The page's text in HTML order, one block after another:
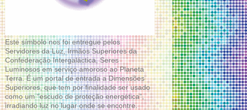
Este símbolo nos foi entregue pelos
Servidores da Luz, Irmãos Superiores da
Confederação Intergaláctica, Seres
Luminosos em serviço amoroso ao Planeta
Terra. É um portal de entrada a Dimensões
Superiores, que tem por finalidade ser usado
como um “escudo de proteção energética”,
irradiando luz no lugar onde se encontre.